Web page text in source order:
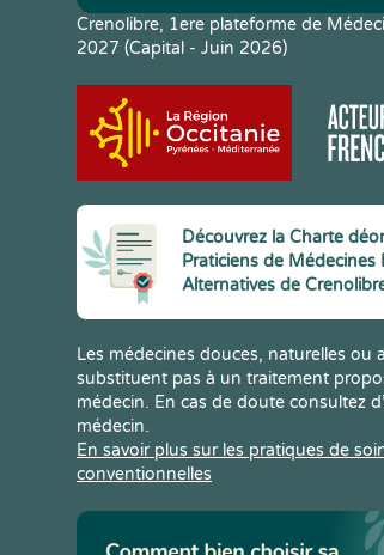
Crenolibre, 1ere plateforme de
2027 (Capital - Juin 2026)
Découvrez la Charte
Praticiens de Médecines
Alternatives de
Les médecines douces, naturelles ou
substituent pas à un traitement
médecin. En cas de doute consultez
médecin.
En savoir plus sur les pratiques de
conventionnelles